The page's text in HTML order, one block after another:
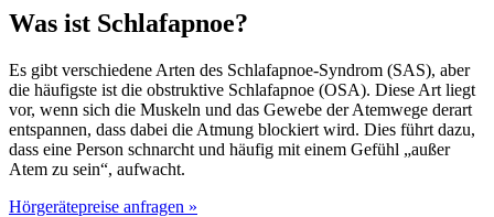
Was ist Schlafapnoe?
Es gibt verschiedene Arten des Schlafapnoe-Syndrom (SAS), aber
die häufigste ist die obstruktive Schlafapnoe (OSA). Diese Art liegt
vor, wenn sich die Muskeln und das Gewebe der Atemwege derart
entspannen, dass dabei die Atmung blockiert wird. Dies führt dazu,
dass eine Person schnarcht und häufig mit einem Gefühl „außer
Atem zu sein“, aufwacht.
Hörgerätepreise anfragen »